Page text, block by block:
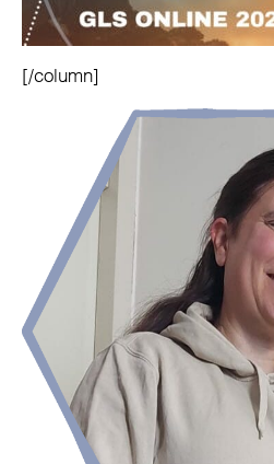
[/column]